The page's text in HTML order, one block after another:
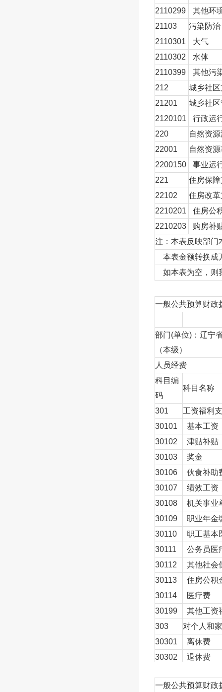
2110299
其他环
21103
污染防治
2110301
大气
2110302
水体
2110399
其他污
212
城乡社
21201
城乡社
2120101
行政运
220
自然资
22001
自然资
2200150
事业运
221
住房保
22102
住房改
2210201
住房公
2210203
购房补
注：本表反映部门
本表金额转换成
如本表为空，则
一般公共预算财政
部门(单位)：辽宁
（本级）
人员经费
科目编
码
科目名称
301
工资福利
30101
基本工资
30102
津贴补贴
30103
奖金
30106
伙食补助
30107
绩效工资
30108
机关事业
30109
职业年金
30110
职工基本
30111
公务员医
30112
其他社会
30113
住房公积
30114
医疗费
30199
其他工资
303
对个人和
30301
离休费
30302
退休费
30304
抚恤金
一般公共预算财政